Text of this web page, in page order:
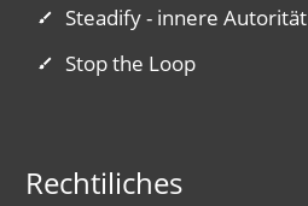
Steadify - innere Autorität
Stop the Loop
Rechtiliches